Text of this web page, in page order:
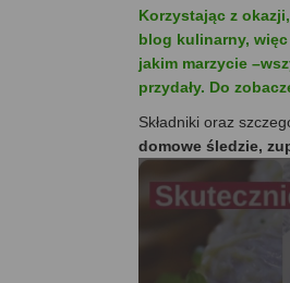
Korzystając z
blog kulinarny,
jakim marzycie
przydały. Do
Składniki oraz
domowe śledzie,